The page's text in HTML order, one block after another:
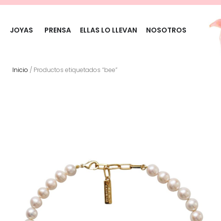
JOYAS PRENSA ELLAS LO LLEVAN NOSOTROS
Inicio / Productos etiquetados “bee”